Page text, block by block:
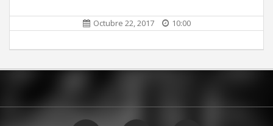
Octubre 22, 2017 10:00